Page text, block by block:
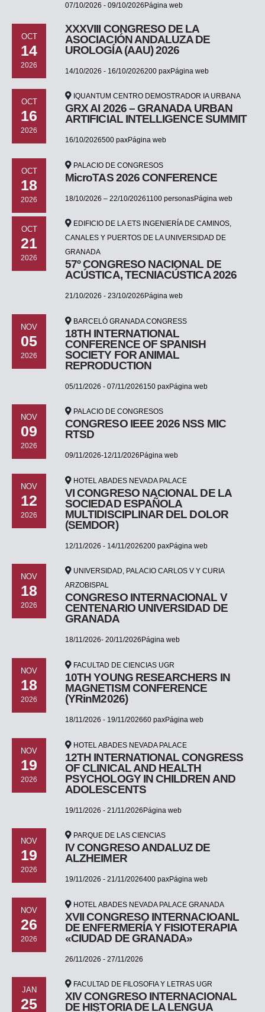
07/10/2026 - 09/10/2026Página web
OCT
14
2026
XXXVIII CONGRESO DE LA
ASOCIACIÓN ANDALUZA DE
UROLOGÍA (AAU) 2026
14/10/2026 - 16/10/2026200 paxPágina web
OCT
16
2026
IQUANTUM CENTRO DEMOSTRADOR IA URBANA
GRX AI 2026 – GRANADA URBAN
ARTIFICIAL INTELLIGENCE SUMMIT
16/10/2026500 paxPágina web
OCT
18
2026
PALACIO DE CONGRESOS
MicroTAS 2026 CONFERENCE
18/10/2026 – 22/10/20261100 personasPágina web
OCT
21
2026
EDIFICIO DE LA ETS INGENIERÍA DE CAMINOS,
CANALES Y PUERTOS DE LA UNIVERSIDAD DE
GRANADA
57º CONGRESO NACIONAL DE
ACÚSTICA, TECNIACÚSTICA 2026
21/10/2026 - 23/10/2026Página web
NOV
05
2026
BARCELÓ GRANADA CONGRESS
18TH INTERNATIONAL
CONFERENCE OF SPANISH
SOCIETY FOR ANIMAL
REPRODUCTION
05/11/2026 - 07/11/2026150 paxPágina web
NOV
09
2026
PALACIO DE CONGRESOS
CONGRESO IEEE 2026 NSS MIC
RTSD
09/11/2026-12/11/2026Página web
NOV
12
2026
HOTEL ABADES NEVADA PALACE
VI CONGRESO NACIONAL DE LA
SOCIEDAD ESPAÑOLA
MULTIDISCIPLINAR DEL DOLOR
(SEMDOR)
12/11/2026 - 14/11/2026200 paxPágina web
NOV
18
2026
UNIVERSIDAD, PALACIO CARLOS V Y CURIA
ARZOBISPAL
CONGRESO INTERNACIONAL V
CENTENARIO UNIVERSIDAD DE
GRANADA
18/11/2026- 20/11/2026Página web
NOV
18
2026
FACULTAD DE CIENCIAS UGR
10TH YOUNG RESEARCHERS IN
MAGNETISM CONFERENCE
(YRinM2026)
18/11/2026 - 19/11/202660 paxPágina web
NOV
19
2026
HOTEL ABADES NEVADA PALACE
12TH INTERNATIONAL CONGRESS
OF CLINICAL AND HEALTH
PSYCHOLOGY IN CHILDREN AND
ADOLESCENTS
19/11/2026 - 21/11/2026Página web
NOV
19
2026
PARQUE DE LAS CIENCIAS
IV CONGRESO ANDALUZ DE
ALZHEIMER
19/11/2026 - 21/11/2026400 paxPágina web
NOV
26
2026
HOTEL ABADES NEVADA PALACE GRANADA
XVII CONGRESO INTERNACIOANL
DE ENFERMERÍA Y FISIOTERAPIA
«CIUDAD DE GRANADA»
26/11/2026 - 27/11/2026
JAN
25
FACULTAD DE FILOSOFIA Y LETRAS UGR
XIV CONGRESO INTERNACIONAL
DE HISTORIA DE LA LENGUA